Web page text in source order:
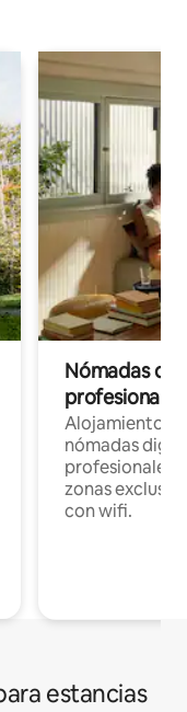
Nómadas
Alojamientos
nómadas
profesionales
zonas
con wifi.
estancias